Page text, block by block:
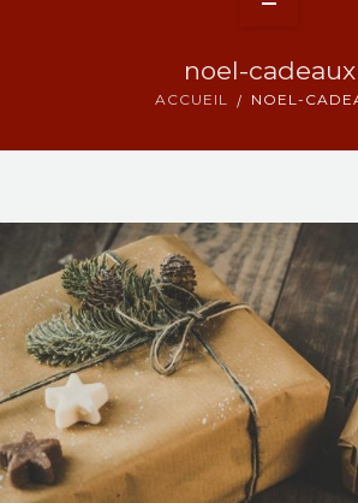
NOS ACTIONS
CONTACT
noel-cadeaux
ACCUEIL NOEL-